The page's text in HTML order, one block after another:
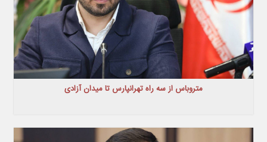
متروباس از سه راه تهرانپارس تا میدان آزادی